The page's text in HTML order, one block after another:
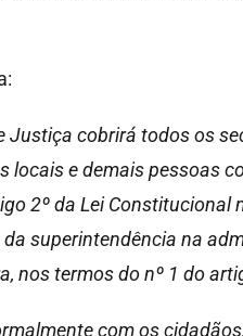
Justiça cobrirá todos os
locais e demais pessoas
2º da Lei Constitucional
superintendência na
nos termos do nº 1 do
com os